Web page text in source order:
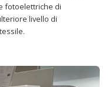
fotoelettriche di
livello di